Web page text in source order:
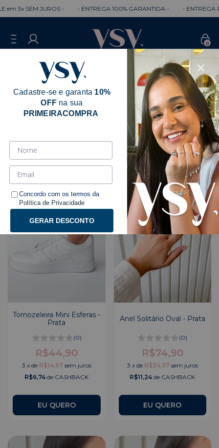
3x SEM JUROS - - ENTREGA 100% GARANTIDA - - ENTREGA
0
Erro - 404
Desculpe, mas a página que você está
procurando não existe.
Talvez você se interesse pelos seguintes produtos.
Tornozeleira Mini Esferas -
Prata
(0)
R$44,90
3 x de R$14,97 sem juros
R$6,74 de CASHBACK
Anel Solitário Oval - Prata
(0)
R$74,90
3 x de R$24,97 sem juros
R$11,24 de CASHBACK
EU QUERO
Cadastre-se e garanta 10%
OFF na sua
PRIMEIRACOMPRA
Concordo com os termos da
Política de Privacidade
GERAR DESCONTO